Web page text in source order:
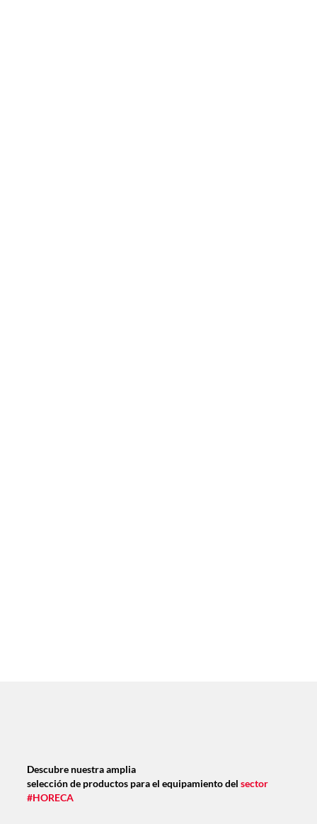
Descubre nuestra amplia
selección de productos para el equipamiento del sector
#HORECA